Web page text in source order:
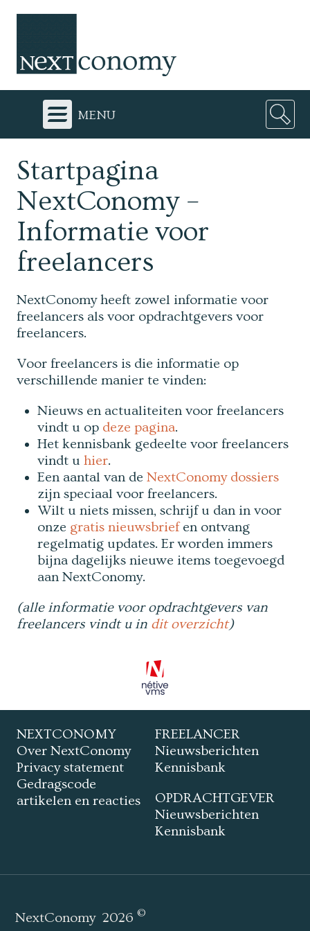
menu
Startpagina
NextConomy –
Informatie voor
freelancers
NextConomy heeft zowel informatie voor
freelancers als voor opdrachtgevers voor
freelancers.
Voor freelancers is die informatie op
verschillende manier te vinden:
Nieuws en actualiteiten voor freelancers
vindt u op deze pagina.
Het kennisbank gedeelte voor freelancers
vindt uhier.
Een aantal van deNextConomy dossiers
zijn speciaal voor freelancers.
Wilt u niets missen, schrijf u dan in voor
onze gratis nieuwsbriefen ontvang
regelmatig updates. Er worden immers
bijna dagelijks nieuwe items toegevoegd
aan NextConomy.
(alle informatie voor opdrachtgevers van
freelancers vindt u in dit overzicht)
NEXTCONOMY
Over NextConomy
Privacy statement
Gedragscode
artikelen en reacties
FREELANCER
Nieuwsberichten
Kennisbank
OPDRACHTGEVER
Nieuwsberichten
Kennisbank
NextConomy 2026©